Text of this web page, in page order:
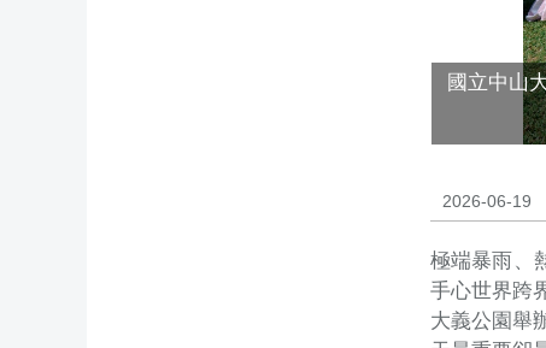
國立中山
2026-06-19
極端暴雨、
手心世界跨
大義公園舉